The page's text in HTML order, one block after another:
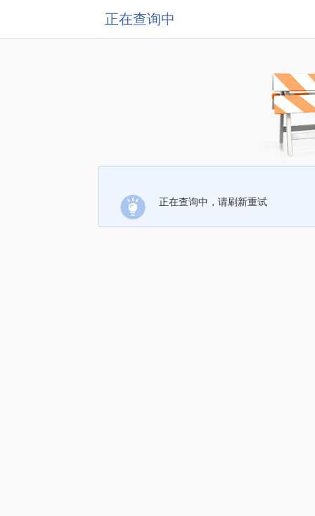
正在查询中
正在查询中，请刷新重试